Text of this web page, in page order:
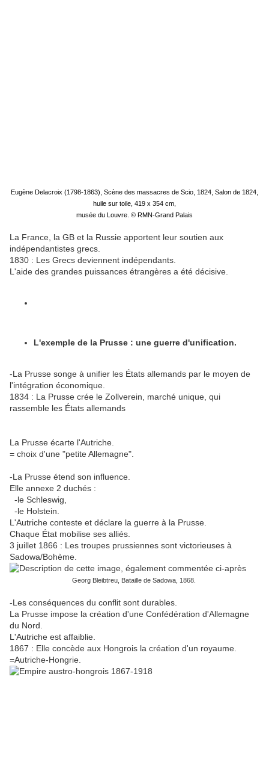
Eugène Delacroix (1798-1863), Scène des massacres de Scio , 1824, Salon de 1824,
huile sur toile, 419 x 354 cm,
musée du Louvre. © RMN-Grand Palais
La France, la GB et la Russie apportent leur soutien aux
indépendantistes grecs.
1830 : Les Grecs deviennent indépendants.
L'aide des grandes puissances étrangères a été décisive.
L'exemple de la Prusse : une guerre d'unification.
-La Prusse songe à unifier les États allemands par le moyen de
l'intégration économique.
1834 : La Prusse crée le Zollverein, marché unique, qui
rassemble les États allemands
La Prusse écarte l'Autriche.
= choix d'une "petite Allemagne".
-La Prusse étend son influence.
Elle annexe 2 duchés :
-le Schleswig,
-le Holstein.
L'Autriche conteste et déclare la guerre à la Prusse.
Chaque État mobilise ses alliés.
3 juillet 1866 : Les troupes prussiennes sont victorieuses à
Sadowa/Bohème.
Georg Bleibtreu, Bataille de Sadowa, 1868.
-Les conséquences du conflit sont durables.
La Prusse impose la création d'une Confédération d'Allemagne
du Nord.
L'Autriche est affaiblie.
1867 : Elle concède aux Hongrois la création d'un royaume.
=Autriche-Hongrie.